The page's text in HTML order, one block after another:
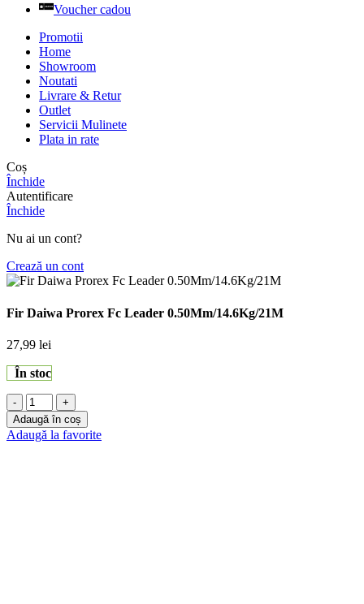
Voucher cadou
Promotii
Home
Showroom
Noutati
Livrare & Retur
Outlet
Servicii Mulinete
Plata in rate
Coș
Închide
Autentificare
Închide
Nu ai un cont?
Crează un cont
Fir Daiwa Prorex Fc Leader 0.50Mm/14.6Kg/21M
27,99 lei
În stoc
Cantitate
Fir
Daiwa
Prorex
Adaugă în coș
Adaugă la favorite